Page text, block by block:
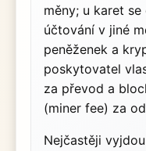
měny; u karet
účtování v jiné
peněženek a
poskytovatel
za převod a
(miner fee) za
Nejčastěji